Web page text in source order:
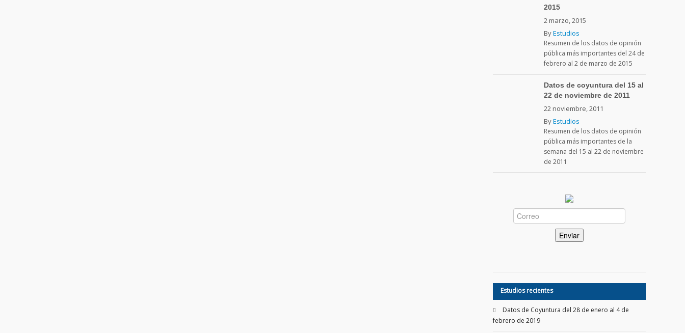
2015
2 marzo, 2015
ByEstudios
Resumen de los datos de opinión
pública más importantes del 24 de
febrero al 2 de marzo de 2015
Datos de coyuntura del 15 al
22 de noviembre de 2011
22 noviembre, 2011
ByEstudios
Resumen de los datos de opinión
pública más importantes de la
semana del 15 al 22 de noviembre
de 2011
Estudios recientes
Datos de Coyuntura del 28 de enero al 4 de
febrero de 2019